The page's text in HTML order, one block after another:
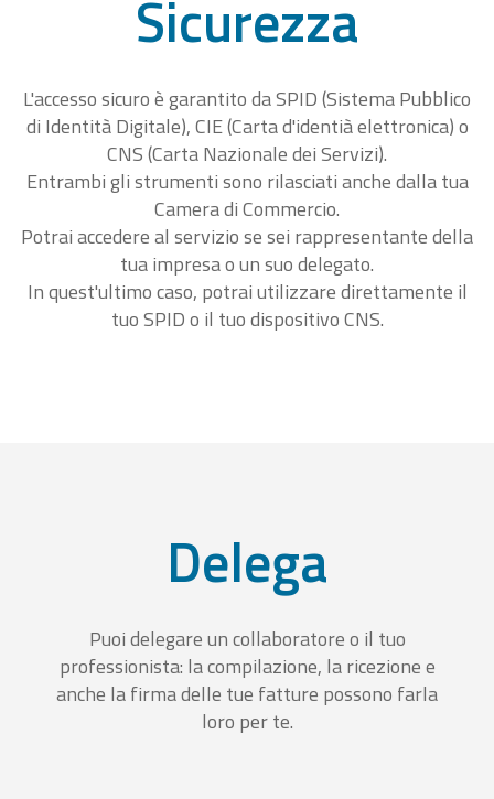
Sicurezza
L'accesso sicuro è garantito da SPID (Sistema Pubblico
di Identità Digitale), CIE (Carta d'identià elettronica) o
CNS (Carta Nazionale dei Servizi).
Entrambi gli strumenti sono rilasciati anche dalla tua
Camera di Commercio.
Potrai accedere al servizio se sei rappresentante della
tua impresa o un suo delegato.
In quest'ultimo caso, potrai utilizzare direttamente il
tuo SPID o il tuo dispositivo CNS.
Delega
Puoi delegare un collaboratore o il tuo
professionista: la compilazione, la ricezione e
anche la firma delle tue fatture possono farla
loro per te.